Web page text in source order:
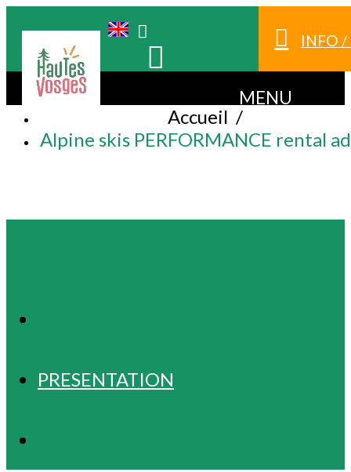
INFO
MENU
Accueil /
Alpine skis PERFORMANCE rental
PRESENTATION